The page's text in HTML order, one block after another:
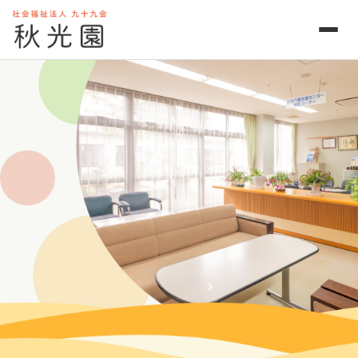
法人概要
下記の資料は「WAM NET」をご覧ください。
各年度の決算書および貸借対照表
社会福祉法人九十九会定款
社会福祉法人九十九役員報酬規程
WAM NET